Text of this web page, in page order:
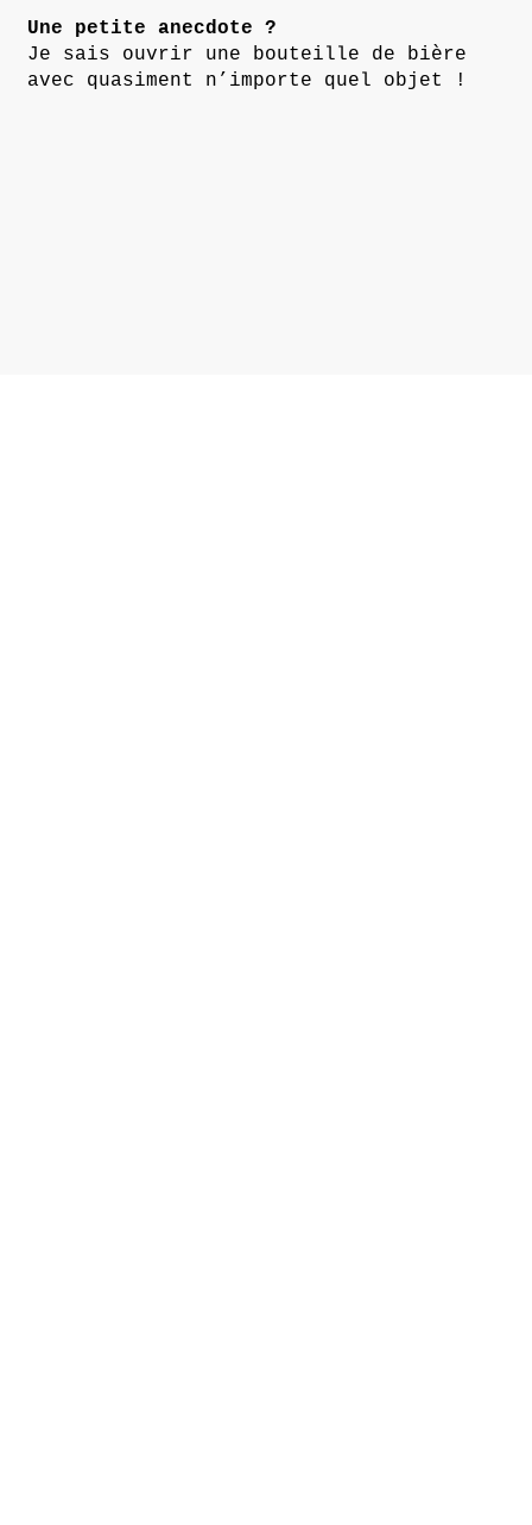
Une petite anecdote ?
Je sais ouvrir une bouteille de bière
avec quasiment n’importe quel objet !